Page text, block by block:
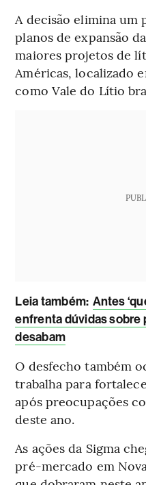
A decisão elimina um
planos de expansão
maiores projetos de
Américas, localizado
como Vale do Lítio
Leia também: Antes
enfrenta dúvidas sobre
desabam
O desfecho também
trabalha para
após preocupações
deste ano.
As ações da Sigma
pré-mercado em